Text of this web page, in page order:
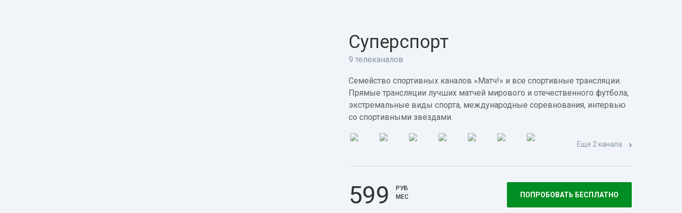
Суперспорт
9 телеканалов
Семейство спортивных каналов «Матч!» и все спортивные трансляции.
Прямые трансляции лучших матчей мирового и отечественного футбола,
экстремальные виды спорта, международные соревнования, интервью
со спортивными звёздами.
Ещё 2 канала
599
РУБ
МЕС
ПОПРОБОВАТЬ БЕСПЛАТНО